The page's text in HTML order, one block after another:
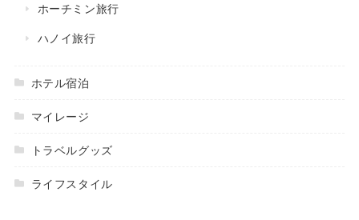
ホーチミン旅行
ハノイ旅行
ホテル宿泊
マイレージ
トラベルグッズ
ライフスタイル